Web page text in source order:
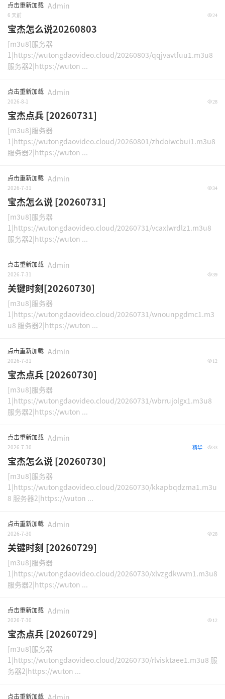
点击重新加载 Admin
6 天前 24
宝杰怎么说20260803
[m3u8]服务器
1|https://wutongdaovideo.cloud/20260803/qqjvavtfuu1.m3u8
服务器2|https://wuton ...
点击重新加载 Admin
2026-8-1 28
宝杰点兵 [20260731]
[m3u8]服务器
1|https://wutongdaovideo.cloud/20260801/zhdoiwcbui1.m3u8
服务器2|https://wuton ...
点击重新加载 Admin
2026-7-31 34
宝杰怎么说 [20260731]
[m3u8]服务器
1|https://wutongdaovideo.cloud/20260731/vcaxlwrdlz1.m3u8
服务器2|https://wuton ...
点击重新加载 Admin
2026-7-31 39
关键时刻[20260730]
[m3u8]服务器
1|https://wutongdaovideo.cloud/20260731/wnounpgdmc1.m3
u8 服务器2|https://wuton ...
点击重新加载 Admin
2026-7-31 12
宝杰点兵 [20260730]
[m3u8]服务器
1|https://wutongdaovideo.cloud/20260731/wbrrujolgx1.m3u8
服务器2|https://wuton ...
点击重新加载 Admin
2026-7-30 33
精华
宝杰怎么说 [20260730]
[m3u8]服务器
1|https://wutongdaovideo.cloud/20260730/kkapbqdzma1.m3u
8 服务器2|https://wuton ...
点击重新加载 Admin
2026-7-30 28
关键时刻 [20260729]
[m3u8]服务器
1|https://wutongdaovideo.cloud/20260730/xlvzgdkwvm1.m3u8
服务器2|https://wuton ...
点击重新加载 Admin
2026-7-30 12
宝杰点兵 [20260729]
[m3u8]服务器
1|https://wutongdaovideo.cloud/20260730/rlvisktaee1.m3u8 服
务器2|https://wuton ...
点击重新加载 Admin